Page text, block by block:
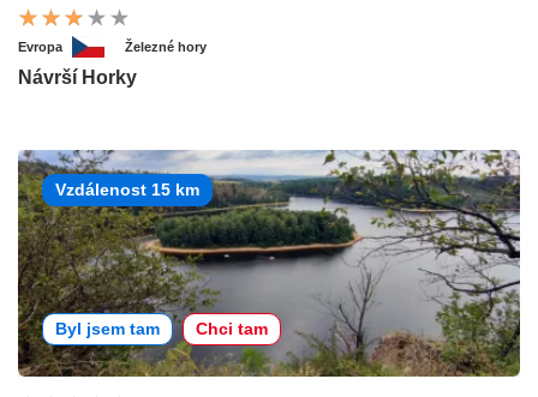
Evropa Železné hory
Návrší Horky
Vzdálenost 15 km
Byl jsem tam Chci tam